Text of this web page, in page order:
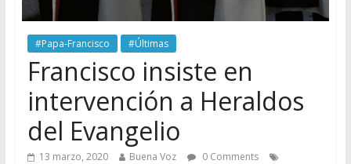
#Papa-Francisco #Últimas
Francisco insiste en
intervención a Heraldos
del Evangelio
13 marzo, 2020 Buena Voz
0 Comments